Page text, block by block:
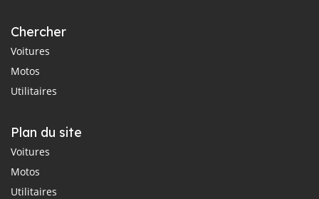
Chercher
Voitures
Motos
Utilitaires
Plan du site
Voitures
Motos
Utilitaires